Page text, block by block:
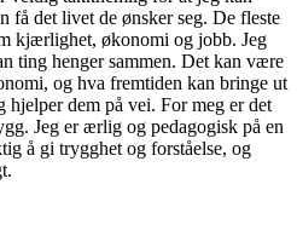
få det livet de ønsker seg. De fleste
kjærlighet, økonomi og jobb. Jeg
ting henger sammen. Det kan være
og hva fremtiden kan bringe ut
hjelper dem på vei. For meg er det
Jeg er ærlig og pedagogisk på en
å gi trygghet og forståelse, og